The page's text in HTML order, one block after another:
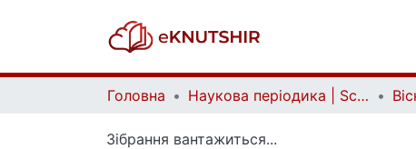
Головна Наукова періодика | Scientific periodicals
Зібрання вантажиться...